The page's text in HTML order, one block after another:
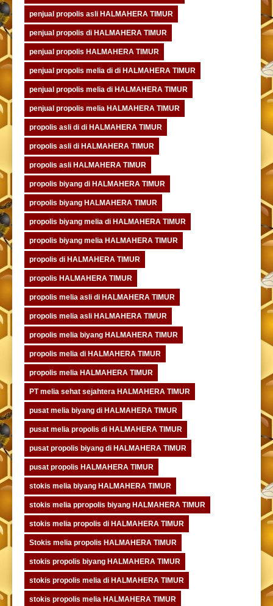
penjual propolis asli HALMAHERA TIMUR
penjual propolis di HALMAHERA TIMUR
penjual propolis HALMAHERA TIMUR
penjual propolis melia di di HALMAHERA TIMUR
penjual propolis melia di HALMAHERA TIMUR
penjual propolis melia HALMAHERA TIMUR
propolis asli di di HALMAHERA TIMUR
propolis asli di HALMAHERA TIMUR
propolis asli HALMAHERA TIMUR
propolis biyang di HALMAHERA TIMUR
propolis biyang HALMAHERA TIMUR
propolis biyang melia di HALMAHERA TIMUR
propolis biyang melia HALMAHERA TIMUR
propolis di HALMAHERA TIMUR
propolis HALMAHERA TIMUR
propolis melia asli di HALMAHERA TIMUR
propolis melia asli HALMAHERA TIMUR
propolis melia biyang HALMAHERA TIMUR
propolis melia di HALMAHERA TIMUR
propolis melia HALMAHERA TIMUR
PT melia sehat sejahtera HALMAHERA TIMUR
pusat melia biyang di HALMAHERA TIMUR
pusat melia propolis di HALMAHERA TIMUR
pusat propolis biyang di HALMAHERA TIMUR
pusat propolis HALMAHERA TIMUR
stokis melia biyang HALMAHERA TIMUR
stokis melia ppropolis biyang HALMAHERA TIMUR
stokis melia propolis di HALMAHERA TIMUR
Stokis melia propolis HALMAHERA TIMUR
stokis propolis biyang HALMAHERA TIMUR
stokis propolis melia di HALMAHERA TIMUR
stokis propolis melia HALMAHERA TIMUR